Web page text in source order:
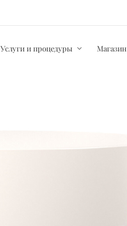
Услуги и процедуры Магазин